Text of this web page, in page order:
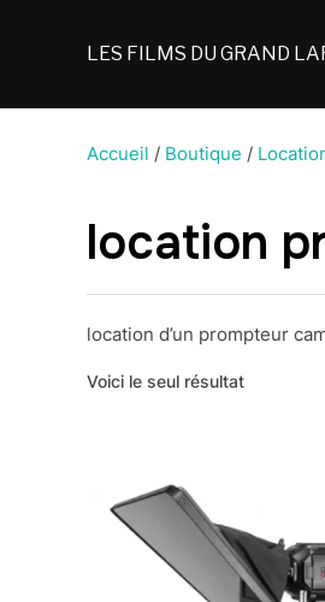
LES FILMS DU GRAND
Accueil / Boutique /
location
location d’un prompteur
Voici le seul résultat